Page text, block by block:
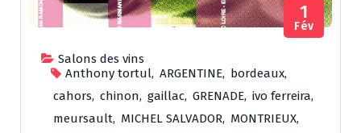
Salons des vins
Anthony tortul, ARGENTINE, bordeaux,
cahors, chinon, gaillac, GRENADE, ivo ferreira,
meursault, MICHEL SALVADOR, MONTRIEUX,
1
Fév